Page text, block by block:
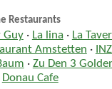
Restaurants
Guy· La lina · La
Amstetten ·
· Zu Den 3
Donau Cafe